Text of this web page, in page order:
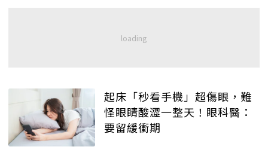
起床「秒看手機」超傷眼，難
怪眼睛酸澀一整天！眼科醫：
要留緩衝期